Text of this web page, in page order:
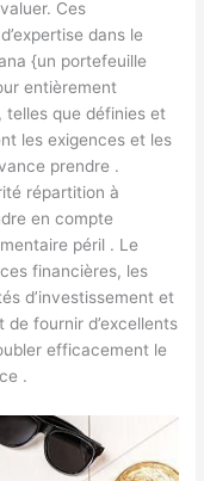
Ces
dans le
{un portefeuille
entièrement
telles que définies et
les exigences et les
prendre .
répartition à
en compte
péril . Le
financières, les
d’investissement et
fournir d’excellents
efficacement le
.